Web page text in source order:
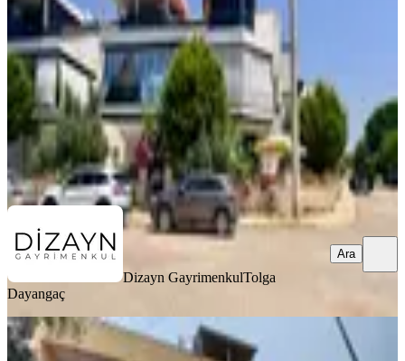
2+1·85 m²·1. Kat·06.08.2026
5.300.000 ₺
Dizayn Gayrimenkul Tolga Dayangaç
Ara
Dizayn GayrimenkulTolga
Dayangaç
Ara
YENİ
Didim Çamlık Da 3+1 Dublex Daire